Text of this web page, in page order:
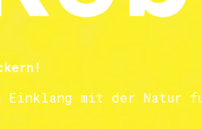
Einklang mit der Natur